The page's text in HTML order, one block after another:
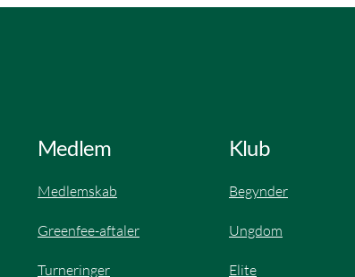
Medlem
Medlemskab
Greenfee-aftaler
Turneringer
Klub
Begynder
Ungdom
Elite​